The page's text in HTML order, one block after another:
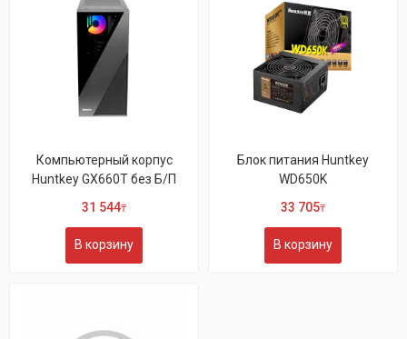
Компьютерный корпус
Huntkey GX660T без Б/П
31 544₸
В корзину
Блок питания Huntkey
WD650K
33 705₸
В корзину